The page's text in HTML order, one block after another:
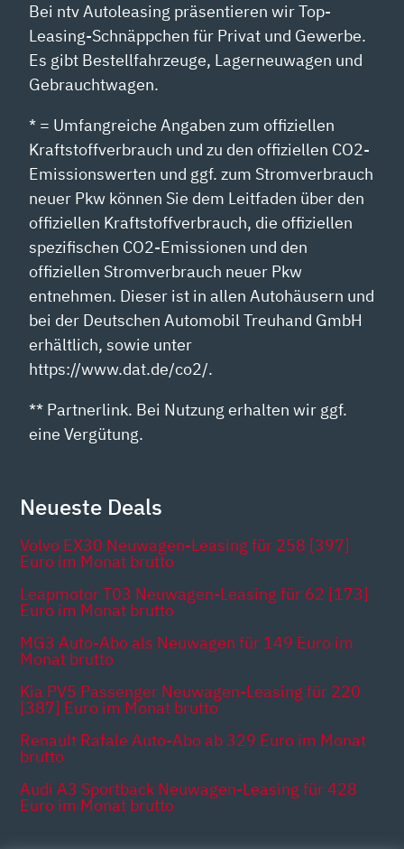
Bei ntv Autoleasing präsentieren wir Top-
Leasing-Schnäppchen für Privat und Gewerbe.
Es gibt Bestellfahrzeuge, Lagerneuwagen und
Gebrauchtwagen.
* = Umfangreiche Angaben zum offiziellen
Kraftstoffverbrauch und zu den offiziellen CO2-
Emissionswerten und ggf. zum Stromverbrauch
neuer Pkw können Sie dem Leitfaden über den
offiziellen Kraftstoffverbrauch, die offiziellen
spezifischen CO2-Emissionen und den
offiziellen Stromverbrauch neuer Pkw
entnehmen. Dieser ist in allen Autohäusern und
bei der Deutschen Automobil Treuhand GmbH
erhältlich, sowie unter
https://www.dat.de/co2/.
** Partnerlink. Bei Nutzung erhalten wir ggf.
eine Vergütung.
Neueste Deals
Volvo EX30 Neuwagen-Leasing für 258 [397]
Euro im Monat brutto
Leapmotor T03 Neuwagen-Leasing für 62 [173]
Euro im Monat brutto
MG3 Auto-Abo als Neuwagen für 149 Euro im
Monat brutto
Kia PV5 Passenger Neuwagen-Leasing für 220
[387] Euro im Monat brutto
Renault Rafale Auto-Abo ab 329 Euro im Monat
brutto
Audi A3 Sportback Neuwagen-Leasing für 428
Euro im Monat brutto